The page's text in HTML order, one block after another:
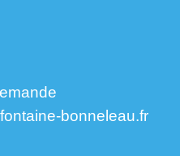
bonneleau.fr